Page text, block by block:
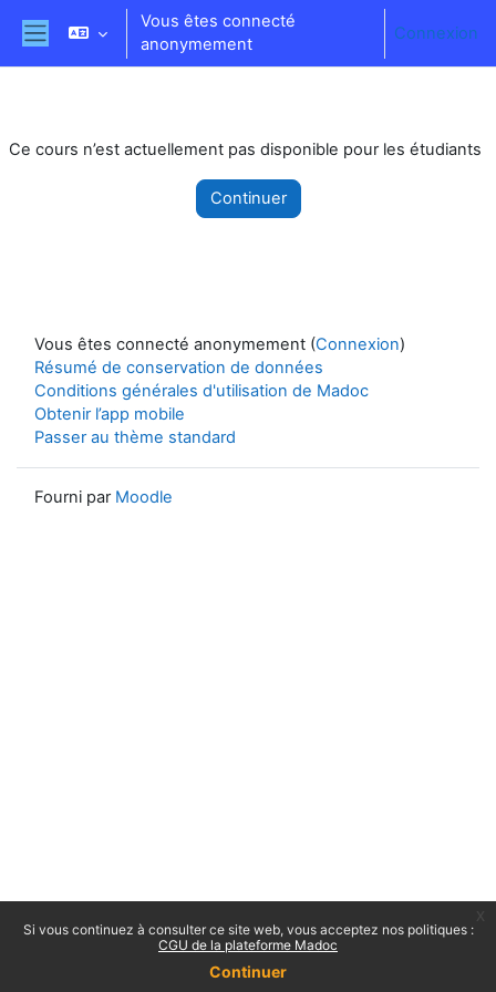
Passer au contenu principal
Si vous continuez à consulter ce site web, vous acceptez nos politiques :
CGU de la plateforme Madoc
Continuer
Panneau latéral
Vous êtes connecté
anonymement
Connexion
Ce cours n’est actuellement pas disponible pour les étudiants
Continuer
Vous êtes connecté anonymement (Connexion)
Résumé de conservation de données
Conditions générales d'utilisation de Madoc
Obtenir l’app mobile
Passer au thème standard
Fourni par Moodle